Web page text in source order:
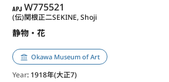
APJ
W775521
静物・花
(伝)関根正二SEKINE, Shoji
Okawa Museum of Art
Year: 1918年(大正7)